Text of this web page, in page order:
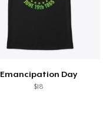
Emancipation Day
$18